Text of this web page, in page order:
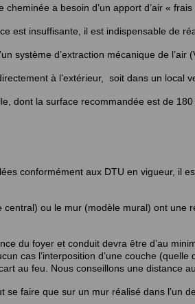
a besoin d’un apport d’air «
est insuffisante, il est indispensable de
système d’extraction mécanique de l’air
à l’extérieur, soit dans un local
dont la surface recommandée est de
conformément aux DTU en vigueur, il
central) ou le mur (modèle mural) ont une
du foyer et conduit devra être d’au
cas l’interposition d’une couche (quelle
au feu. Nous conseillons une distance
se faire que sur un mur réalisé dans l’un